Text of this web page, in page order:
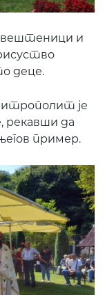
и
деце.
је
рекавши да
пример.